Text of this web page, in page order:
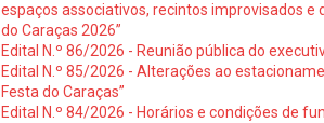
espaços associativos, recintos improvisados e
do Caraças 2026”
Edital N.º 86/2026 - Reunião pública do
Edital N.º 85/2026 - Alterações ao
Festa do Caraças”
Edital N.º 84/2026 - Horários e condições de